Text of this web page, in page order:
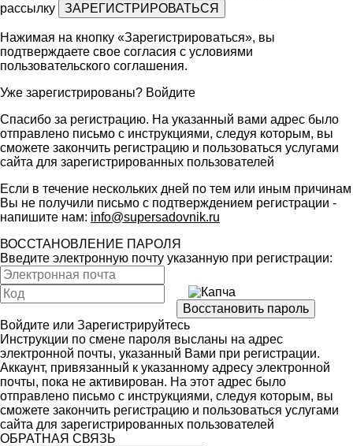
рассылку
Нажимая на кнопку «Зарегистрироваться», вы
подтверждаете свое согласия с условиями
пользовательского соглашения.
Уже зарегистрированы? Войдите
Спасибо за регистрацию. На указанный вами адрес было
отправлено письмо с инструкциями, следуя которым, вы
сможете закончить регистрацию и пользоваться услугами
сайта для зарегистрированных пользователей
Если в течение нескольких дней по тем или иным причинам
Вы не получили письмо с подтверждением регистрации -
напишите нам: info@supersadovnik.ru
ВОССТАНОВЛЕНИЕ ПАРОЛЯ
Введите электронную почту указанную при регистрации:
Войдите или Зарегистрируйтесь
Инструкции по смене пароля высланы на адрес
электронной почты, указанный Вами при регистрации.
Аккаунт, привязанный к указанному адресу электронной
почты, пока не активирован. На этот адрес было
отправлено письмо с инструкциями, следуя которым, вы
сможете закончить регистрацию и пользоваться услугами
сайта для зарегистрированных пользователей
ОБРАТНАЯ СВЯЗЬ